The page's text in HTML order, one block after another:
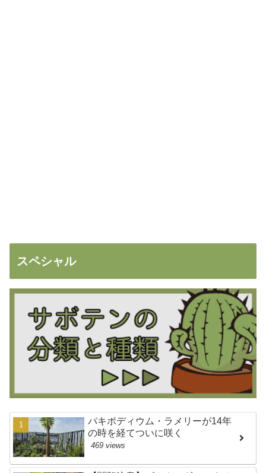
スペシャル
パキポディウム・ラメリーが14年
の時を経てついに咲く
469 views